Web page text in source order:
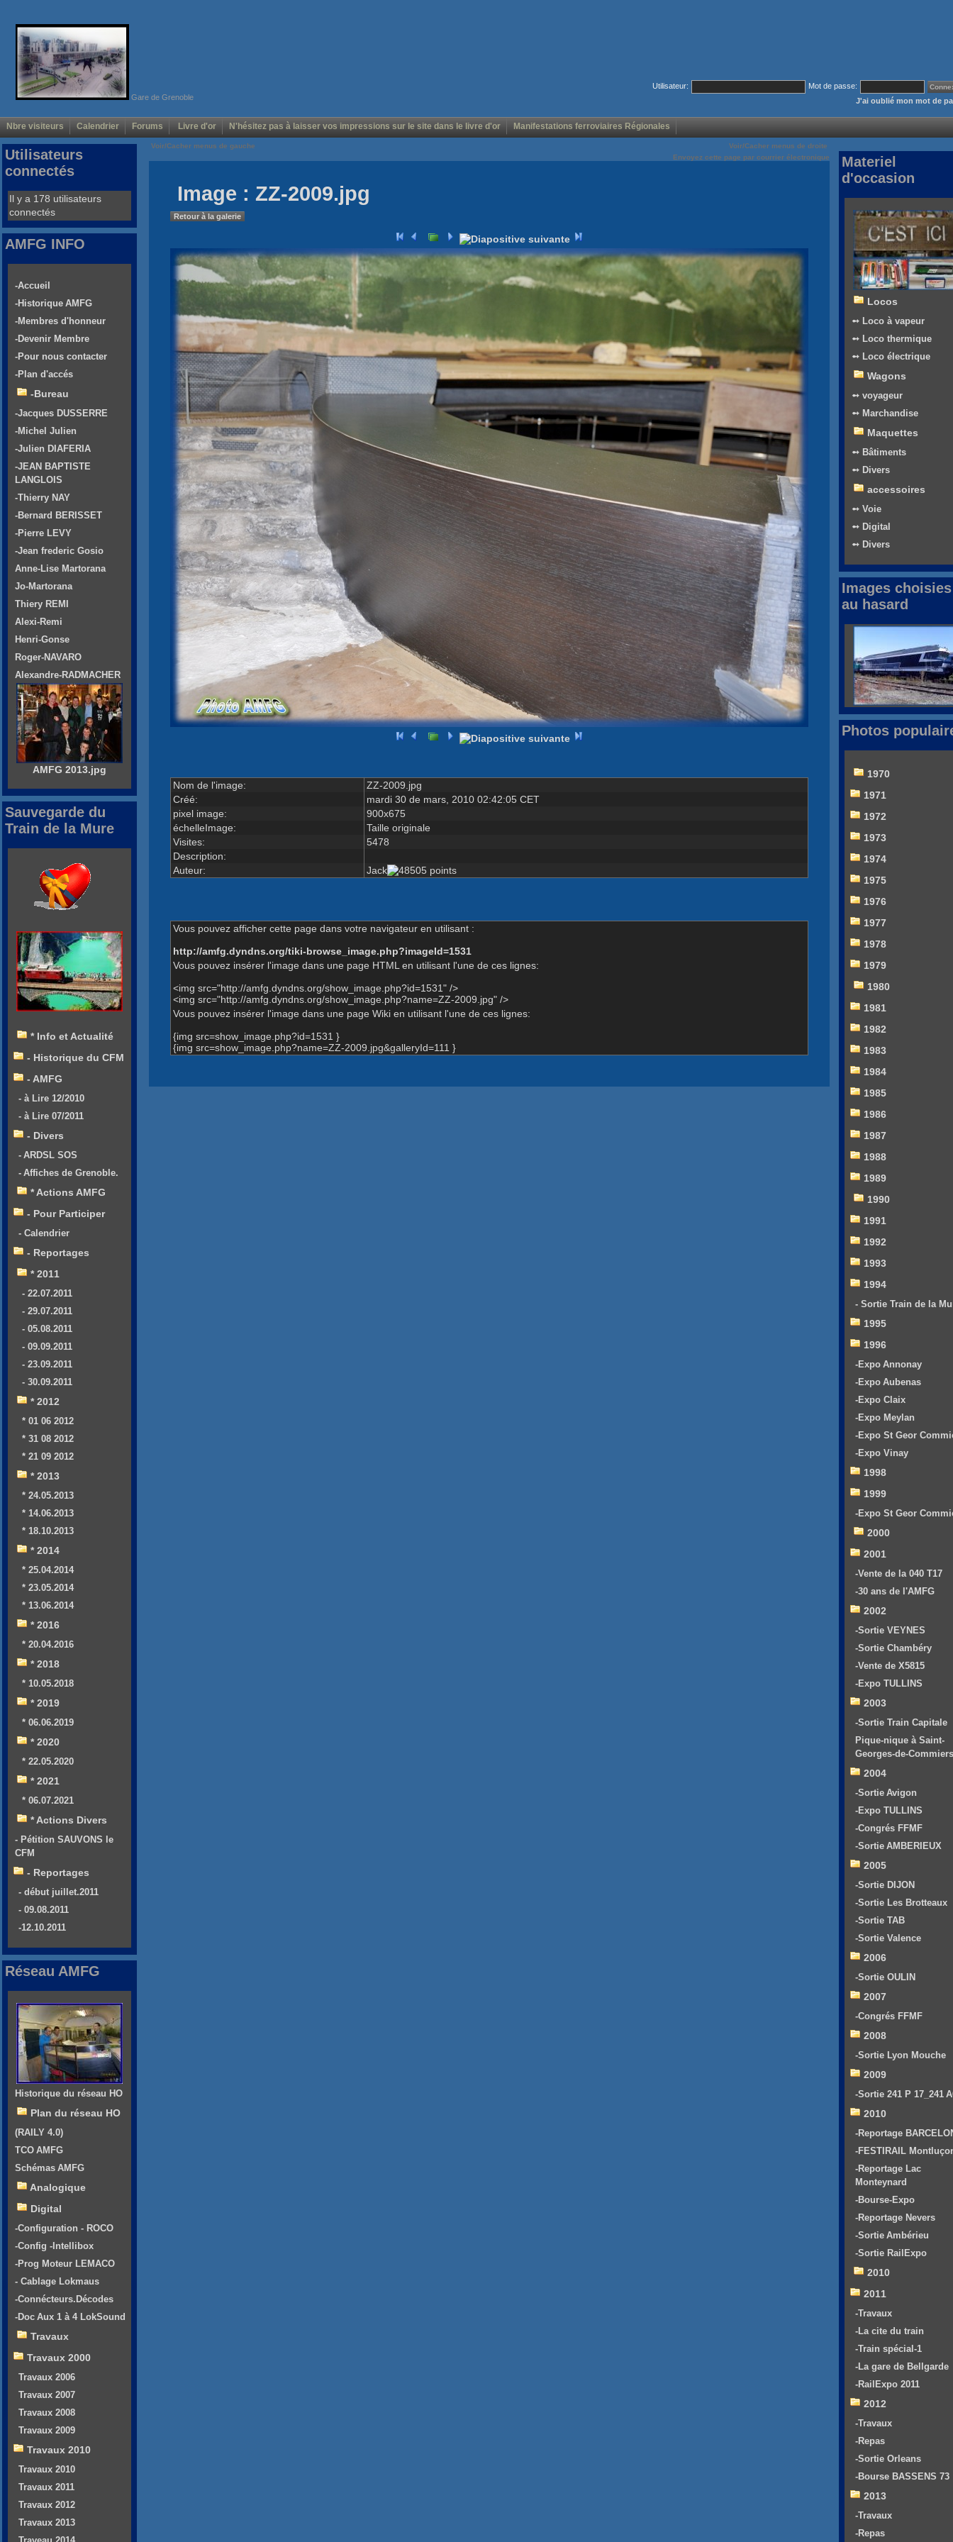
Gare de Grenoble
Utilisateur:
Mot de passe:
J'ai oublié mon mot de
Nbre visiteurs Calendrier Forums Livre d'or N'hésitez pas à laisser vos impressions sur le site dans le livre d'or Manifestations ferroviaires Régionales
Voir/Cacher menus de gauche
Voir/Cacher menus de droite
Envoyez cette page par courrier électronique
Image : ZZ-2009.jpg
Retour à la galerie
Nom de l'image:
ZZ-2009.jpg
Créé:
mardi 30 de mars, 2010 02:42:05 CET
pixel image:
900x675
échelleImage:
Taille originale
Visites:
5478
Description:
Auteur:
Jack
Vous pouvez afficher cette page dans votre navigateur en utilisant :
http://amfg.dyndns.org/tiki-browse_image.php?imageId=1531
Vous pouvez insérer l'image dans une page HTML en utilisant l'une de ces lignes:
<img src="http://amfg.dyndns.org/show_image.php?id=1531" />
<img src="http://amfg.dyndns.org/show_image.php?name=ZZ-2009.jpg" />
Vous pouvez insérer l'image dans une page Wiki en utilisant l'une de ces lignes:
{img src=show_image.php?id=1531 }
{img src=show_image.php?name=ZZ-2009.jpg&galleryId=111 }
Utilisateurs
connectés
Il y a 178 utilisateurs
connectés
AMFG INFO
-Accueil
-Historique AMFG
-Membres d'honneur
-Devenir Membre
-Pour nous contacter
-Plan d'accés
-Bureau
-Jacques DUSSERRE
-Michel Julien
-Julien DIAFERIA
-JEAN BAPTISTE
LANGLOIS
-Thierry NAY
-Bernard BERISSET
-Pierre LEVY
-Jean frederic Gosio
Anne-Lise Martorana
Jo-Martorana
Thiery REMI
Alexi-Remi
Henri-Gonse
Roger-NAVARO
Alexandre-RADMACHER
AMFG 2013.jpg
Sauvegarde du
Train de la Mure
* Info et Actualité
- Historique du CFM
- AMFG
- à Lire 12/2010
- à Lire 07/2011
- Divers
- ARDSL SOS
- Affiches de Grenoble.
* Actions AMFG
- Pour Participer
- Calendrier
- Reportages
* 2011
- 22.07.2011
- 29.07.2011
- 05.08.2011
- 09.09.2011
- 23.09.2011
- 30.09.2011
* 2012
* 01 06 2012
* 31 08 2012
* 21 09 2012
* 2013
* 24.05.2013
* 14.06.2013
* 18.10.2013
* 2014
* 25.04.2014
* 23.05.2014
* 13.06.2014
* 2016
* 20.04.2016
* 2018
* 10.05.2018
* 2019
* 06.06.2019
* 2020
* 22.05.2020
* 2021
* 06.07.2021
* Actions Divers
- Pétition SAUVONS le
CFM
- Reportages
- début juillet.2011
- 09.08.2011
-12.10.2011
Réseau AMFG
Historique du réseau HO
Plan du réseau HO
(RAILY 4.0)
TCO AMFG
Schémas AMFG
Analogique
Digital
-Configuration - ROCO
-Config -Intellibox
-Prog Moteur LEMACO
- Cablage Lokmaus
-Connécteurs.Décodes
-Doc Aux 1 à 4 LokSound
Travaux
Travaux 2000
Travaux 2006
Travaux 2007
Travaux 2008
Travaux 2009
Travaux 2010
Travaux 2010
Travaux 2011
Travaux 2012
Travaux 2013
Materiel
d'occasion
Locos
➻ Loco à vapeur
➻ Loco thermique
➻ Loco électrique
Wagons
➻ voyageur
➻ Marchandise
Maquettes
➻ Bâtiments
➻ Divers
accessoires
➻ Voie
➻ Digital
➻ Divers
Images choisies
au hasard
Photos
1970
1971
1972
1973
1974
1975
1976
1977
1978
1979
1980
1981
1982
1983
1984
1985
1986
1987
1988
1989
1990
1991
1992
1993
1994
- Sortie Train de la
1995
1996
-Expo Annonay
-Expo Aubenas
-Expo Claix
-Expo Meylan
-Expo St Geor
-Expo Vinay
1998
1999
-Expo St Geor
2000
2001
-Vente de la 040 T17
-30 ans de l'AMFG
2002
-Sortie VEYNES
-Sortie Chambéry
-Vente de X5815
-Expo TULLINS
2003
-Sortie Train Capitale
Pique-nique à Saint-
Georges-de-Commiers
2004
-Sortie Avigon
-Expo TULLINS
-Congrés FFMF
-Sortie AMBERIEUX
2005
-Sortie DIJON
-Sortie Les Brotteaux
-Sortie TAB
-Sortie Valence
2006
-Sortie OULIN
2007
-Congrés FFMF
2008
-Sortie Lyon Mouche
2009
-Sortie 241 P 17_241
2010
-Reportage
-FESTIRAIL
-Reportage Lac
Monteynard
-Bourse-Expo
-Reportage Nevers
-Sortie Ambérieu
-Sortie RailExpo
2010
2011
-Travaux
-La cite du train
-Train spécial-1
-La gare de Bellgarde
-RailExpo 2011
2012
-Travaux
-Repas
-Sortie Orleans
-Bourse BASSENS 73
2013
-Travaux
-Repas